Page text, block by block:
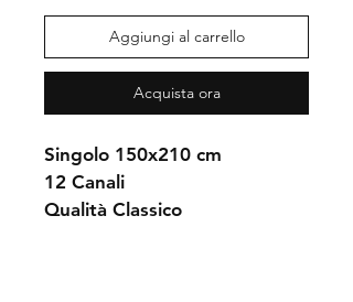
Aggiungi al carrello
Acquista ora
Singolo 150x210 cm
12 Canali
Qualità Classico